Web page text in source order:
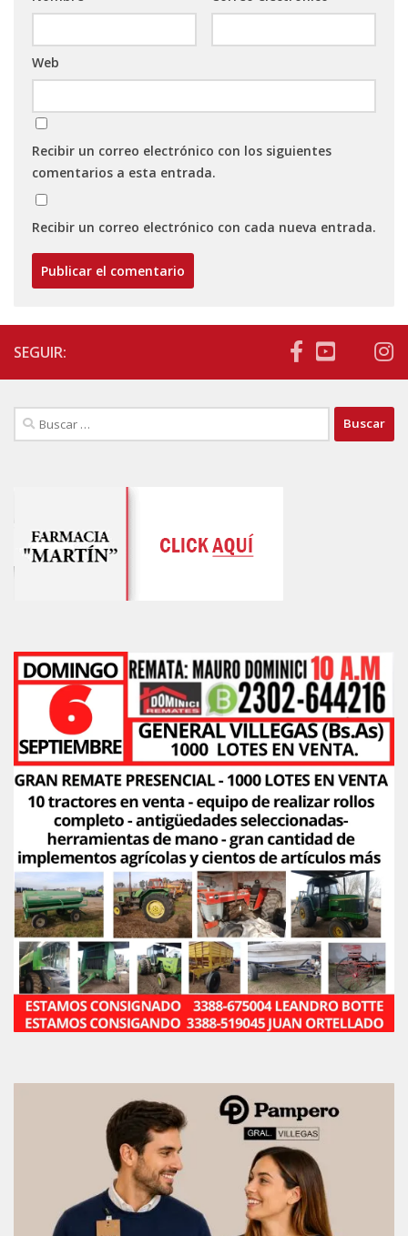
Web
Recibir un correo electrónico con los siguientes
comentarios a esta entrada.
Recibir un correo electrónico con cada nueva entrada.
SEGUIR:
Buscar: